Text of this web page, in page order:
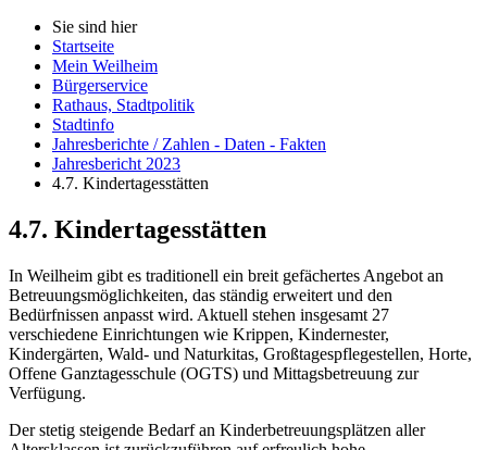
Sie sind hier
Startseite
Mein Weilheim
Bürgerservice
Rathaus, Stadtpolitik
Stadtinfo
Jahresberichte / Zahlen - Daten - Fakten
Jahresbericht 2023
4.7. Kindertagesstätten
4.7. Kindertagesstätten
In Weilheim gibt es traditionell ein breit gefächertes Angebot an
Betreuungsmöglichkeiten, das ständig erweitert und den
Bedürfnissen anpasst wird. Aktuell stehen insgesamt 27
verschiedene Einrichtungen wie Krippen, Kindernester,
Kindergärten, Wald- und Naturkitas, Großtagespflegestellen, Horte,
Offene Ganztagesschule (OGTS) und Mittagsbetreuung zur
Verfügung.
Der stetig steigende Bedarf an Kinderbetreuungsplätzen aller